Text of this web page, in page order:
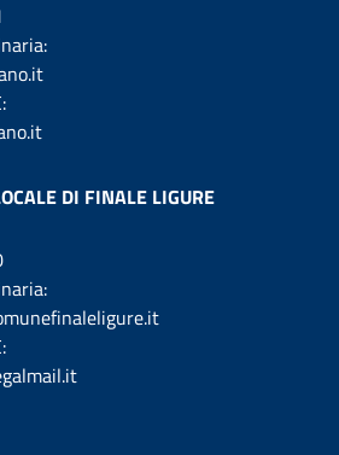
DI FINALE LIGURE